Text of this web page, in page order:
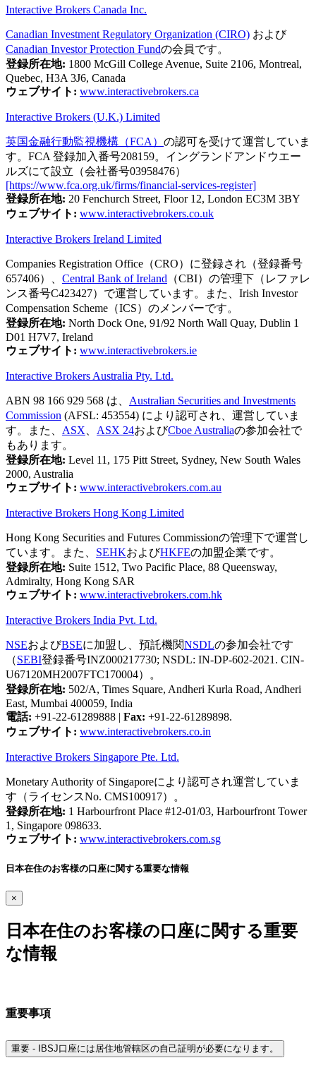
Interactive Brokers Canada Inc.
Canadian Investment Regulatory Organization (CIRO) および
Canadian Investor Protection Fundの会員です。
登録所在地: 1800 McGill College Avenue, Suite 2106, Montreal,
Quebec, H3A 3J6, Canada
ウェブサイト: www.interactivebrokers.ca
Interactive Brokers (U.K.) Limited
英国金融行動監視機構（FCA） の認可を受けて運営していま
す。FCA 登録加入番号208159。イングランドアンドウエー
ルズにて設立（会社番号03958476）
[https://www.fca.org.uk/firms/financial-services-register]
登録所在地: 20 Fenchurch Street, Floor 12, London EC3M 3BY
ウェブサイト: www.interactivebrokers.co.uk
Interactive Brokers Ireland Limited
Companies Registration Office（CRO）に登録され（登録番号
657406）、 Central Bank of Ireland （CBI）の管理下（レファレ
ンス番号C423427）で運営しています。また、Irish Investor
Compensation Scheme（ICS）のメンバーです。
登録所在地: North Dock One, 91/92 North Wall Quay, Dublin 1
D01 H7V7, Ireland
ウェブサイト: www.interactivebrokers.ie
Interactive Brokers Australia Pty. Ltd.
ABN 98 166 929 568 は、 Australian Securities and Investments
Commission (AFSL: 453554) により認可され、運営していま
す。また、 ASX ASX 24およびCboe Australiaの参加会社で
もあります。
登録所在地: Level 11, 175 Pitt Street, Sydney, New South Wales
2000, Australia
ウェブサイト: www.interactivebrokers.com.au
Interactive Brokers Hong Kong Limited
Hong Kong Securities and Futures Commissionの管理下で運営し
ています。また、 SEHKおよびHKFEの加盟企業です。
登録所在地: Suite 1512, Two Pacific Place, 88 Queensway,
Admiralty, Hong Kong SAR
ウェブサイト: www.interactivebrokers.com.hk
Interactive Brokers India Pvt. Ltd.
NSEおよびBSEに加盟し、預託機関NSDLの参加会社です
（SEBI登録番号INZ000217730; NSDL: IN-DP-602-2021. CIN-
U67120MH2007FTC170004）。
登録所在地: 502/A, Times Square, Andheri Kurla Road, Andheri
East, Mumbai 400059, India
電話: +91-22-61289888 | Fax: +91-22-61289898.
ウェブサイト: www.interactivebrokers.co.in
Interactive Brokers Singapore Pte. Ltd.
Monetary Authority of Singaporeにより認可され運営していま
す（ライセンスNo. CMS100917）。
登録所在地: 1 Harbourfront Place #12-01/03, Harbourfront Tower
1, Singapore 098633.
ウェブサイト: www.interactivebrokers.com.sg
日本在住のお客様の口座に関する重要な情報
×
日本在住のお客様の口座に関する重要
な情報
重要事項
重要 - IBSJ口座には居住地管轄区の自己証明が必要になります。